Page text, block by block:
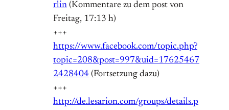
rlin (Kommentare zu dem post von
Freitag, 17:13 h)
+++
https://www.facebook.com/topic.php?
topic=208&post=997&uid=17625467
2428404 (Fortsetzung dazu)
+++
http://de.lesarion.com/groups/details.p